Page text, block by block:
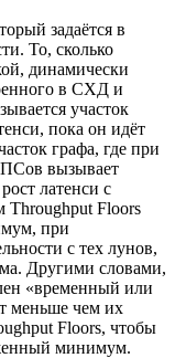
задаётся в
То, сколько
динамически
в СХД и
участок
пока он идёт
графа, где при
вызывает
латенси с
Floors
при
с тех лунов,
Другими словами,
«временный или
меньше чем их
Floors, чтобы
минимум.